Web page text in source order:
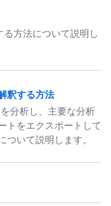
方法について説明し
釈する方法
分析し、主要な分析
トをエクスポートして
いて説明します。